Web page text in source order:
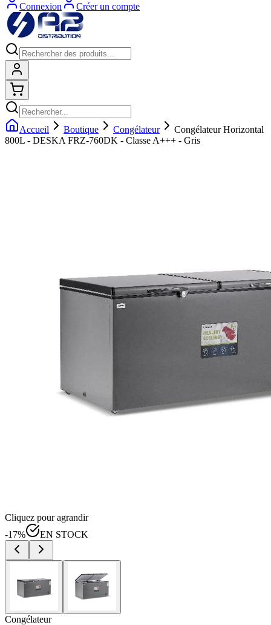
Connexion
Créer un compte
Accueil Boutique Congélateur
Congélateur Horizontal
800L - DESKA FRZ-760DK - Classe A+++ - Gris
Cliquez pour agrandir
-17% EN STOCK
Congélateur